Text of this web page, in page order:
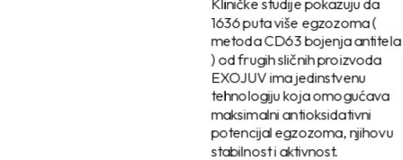
Kliničke studije pokazuju da
1636 puta više egzozoma (
metoda CD63 bojenja antitela
) od frugih sličnih proizvoda
EXOJUV ima jedinstvenu
tehnologiju koja omogućava
maksimalni antioksidativni
potencijal egzozoma, njihovu
stabilnost i aktivnost.